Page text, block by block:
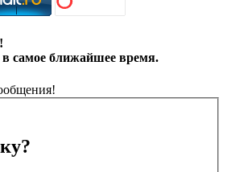
самое ближайшее время.